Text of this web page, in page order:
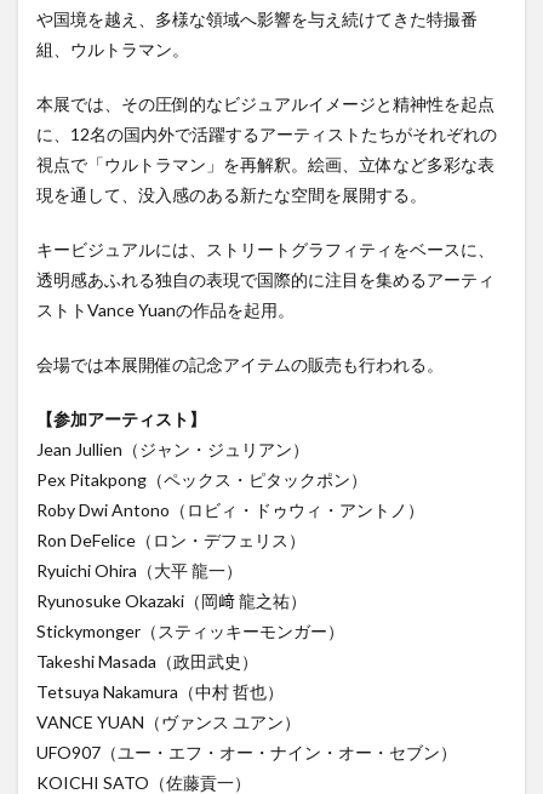
や国境を越え、多様な領域へ影響を与え続けてきた特撮番
組、ウルトラマン。
本展では、その圧倒的なビジュアルイメージと精神性を起点
に、12名の国内外で活躍するアーティストたちがそれぞれの
視点で「ウルトラマン」を再解釈。絵画、立体など多彩な表
現を通して、没入感のある新たな空間を展開する。
キービジュアルには、ストリートグラフィティをベースに、
透明感あふれる独自の表現で国際的に注目を集めるアーティ
ストトVance Yuanの作品を起用。
会場では本展開催の記念アイテムの販売も行われる。
【参加アーティスト】
Jean Jullien（ジャン・ジュリアン）
Pex Pitakpong（ペックス・ピタックポン）
Roby Dwi Antono（ロビィ・ドゥウィ・アントノ）
Ron DeFelice（ロン・デフェリス）​
Ryuichi Ohira（大平 龍一）
Ryunosuke Okazaki（岡﨑 龍之祐）
Stickymonger（スティッキーモンガー）​
Takeshi Masada（政田武史）
Tetsuya Nakamura（中村 哲也）
VANCE YUAN（ヴァンス ユアン）
UFO907（ユー・エフ・オー・ナイン・オー・セブン）
KOICHI SATO（佐藤貢一）​